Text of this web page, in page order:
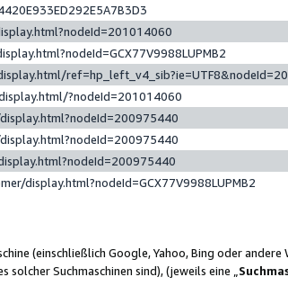
?nodeId=201014060
display.html?nodeId=GCX77V9988LUPMB2
(einschließlich Google, Yahoo, Bing oder
Suchmaschinen sind), (jeweils eine „